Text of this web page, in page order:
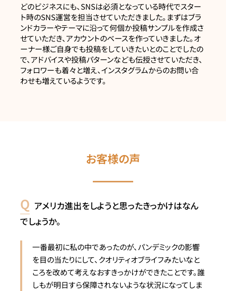
どのビジネスにも、SNSは必須となっている時代でスター
ト時のSNS運営を担当させていただきました。まずはブラ
ンドカラーやテーマに沿って何個か投稿サンプルを作成さ
せていただき、アカウントのベースを作っていきました。オ
ーナー様ご自身でも投稿をしていきたいとのことでしたの
で、アドバイスや投稿パターンなども伝授させていただき、
フォロワーも着々と増え、インスタグラムからのお問い合
わせも増えているようです。
お客様の声
アメリカ進出をしようと思ったきっかけはなん
でしょうか。
一番最初に私の中であったのが、パンデミックの影響
を目の当たりにして、クオリティオブライフみたいなと
ころを改めて考えなおすきっかけができたことです。誰
しもが明日すら保障されないような状況になってしま